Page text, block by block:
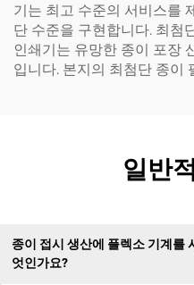
기는 최고 수준의 서비스를
단 수준을 구현합니다. 최첨
인쇄기는 유망한 종이 포장
입니다. 본지의 최첨단 종이
일반
종이 접시 생산에 플렉소 기계를
엇인가요?